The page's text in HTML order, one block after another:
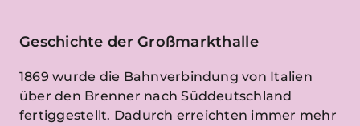
Geschichte der Großmarkthalle
1869 wurde die Bahnverbindung von Italien
über den Brenner nach Süddeutschland
fertiggestellt. Dadurch erreichten immer mehr